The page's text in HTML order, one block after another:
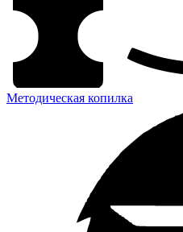
Методическая копилка